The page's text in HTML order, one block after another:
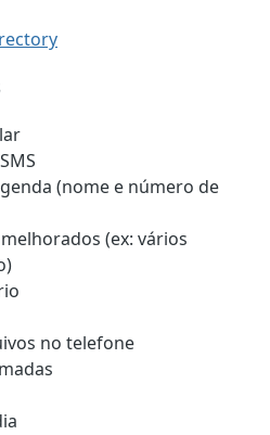
(nome e número de
(ex: vários
no telefone